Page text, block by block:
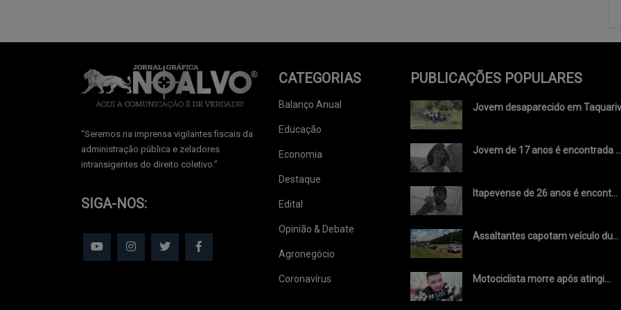
‘‘Seremos na imprensa vigilantes fiscais da
administração pública e zeladores
intransigentes do direito coletivo.’’
SIGA-NOS:
CATEGORIAS
Balanço Anual
Educação
Economia
Destaque
Edital
Opinião & Debate
Agronegócio
Coronavírus
PUBLICAÇÕES POPULARES
Jovem desaparecido em
Jovem de 17 anos é encontrada ...
Itapevense de 26 anos é encont...
Assaltantes capotam veículo du...
Motociclista morre após atingi...